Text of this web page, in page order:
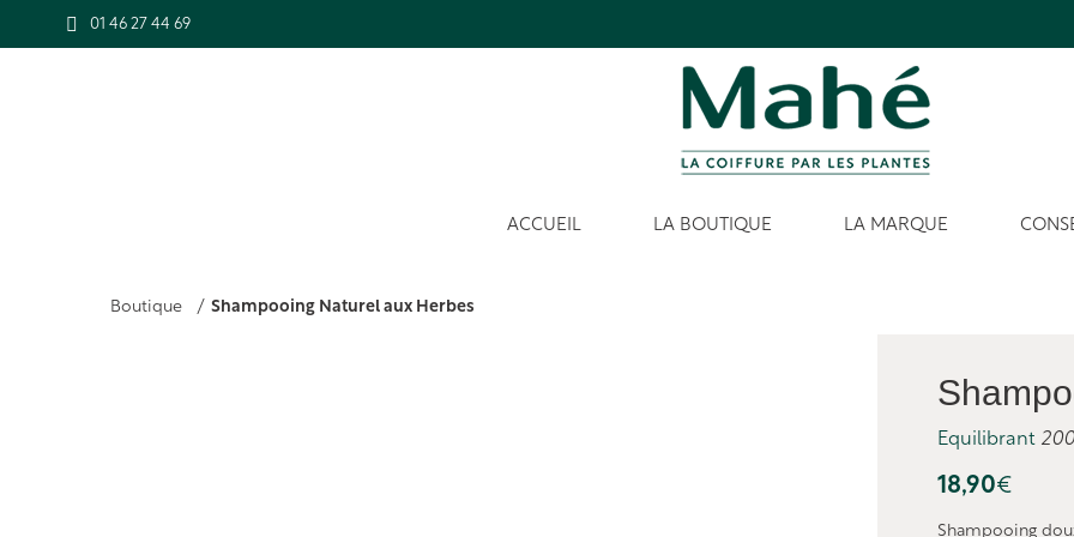
01 46 27 44 69
ACCUEIL LA BOUTIQUE LA MARQUE
Vous êtes ici :
Boutique Shampooing Naturel aux Herbes
Equilibrant
18,90€
Shampooing